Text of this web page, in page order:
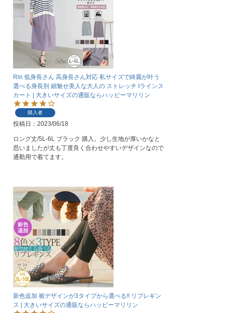
Rin 低身長さん 高身長さん対応 私サイズで綺麗が叶う
選べる身長別 細魅せ美人な大人の ストレッチ Iラインス
カート | 大きいサイズの通販ならハッピーマリリン
購入者
投稿日 2023/06/18
ロング丈/5L-6L ブラック 購入。少し生地が厚いかなと
思いましたが丈も丁度良く合わせやすいデザインなので
通勤用で着てます。
新色追加 裾デザインが3タイプから選べる!! リブレギン
ス | 大きいサイズの通販ならハッピーマリリン